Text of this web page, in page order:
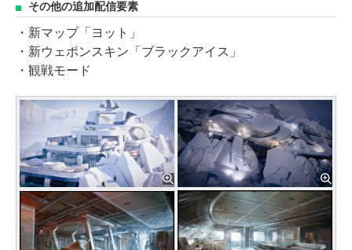
その他の追加配信要素
・新マップ「ヨット」
・新ウェポンスキン「ブラックアイス」
・観戦モード